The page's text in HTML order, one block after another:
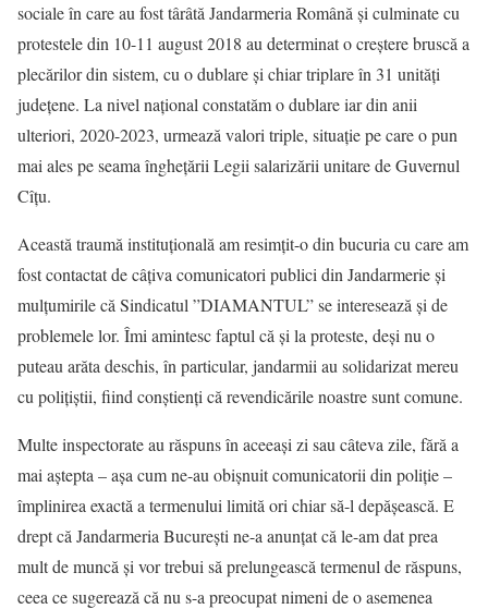
sociale în care au fost târâtă Jandarmeria Română și culminate cu
protestele din 10-11 august 2018 au determinat o creștere bruscă a
plecărilor din sistem, cu o dublare și chiar triplare în 31 unități
județene. La nivel național constatăm o dublare iar din anii
ulteriori, 2020-2023, urmează valori triple, situație pe care o pun
mai ales pe seama înghețării Legii salarizării unitare de Guvernul
Cîțu.
Această traumă instituțională am resimțit-o din bucuria cu care am
fost contactat de câțiva comunicatori publici din Jandarmerie și
mulțumirile că Sindicatul ”DIAMANTUL” se interesează și de
problemele lor. Îmi amintesc faptul că și la proteste, deși nu o
puteau arăta deschis, în particular, jandarmii au solidarizat mereu
cu polițiștii, fiind conștienți că revendicările noastre sunt comune.
Multe inspectorate au răspuns în aceeași zi sau câteva zile, fără a
mai aștepta – așa cum ne-au obișnuit comunicatorii din poliție –
împlinirea exactă a termenului limită ori chiar să-l depășească. E
drept că Jandarmeria București ne-a anunțat că le-am dat prea
mult de muncă și vor trebui să prelungească termenul de răspuns,
ceea ce sugerează că nu s-a preocupat nimeni de o asemenea